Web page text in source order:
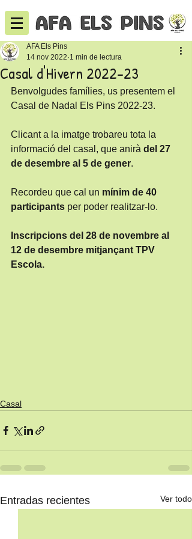
Casal d'Hivern 2022-23
AFA Els Pins
14 nov 2022 1 min de lectura
Benvolgudes famílies, us presentem el
Casal de Nadal Els Pins 2022-23.
Clicant a la imatge trobareu tota la
informació del casal, que anirà del 27
de desembre al 5 de gener.
Recordeu que cal un mínim de 40
participants per poder realitzar-lo.
Inscripcions del 28 de novembre al
12 de desembre mitjançant TPV
Escola.
Casal
Entradas recientes Ver todo